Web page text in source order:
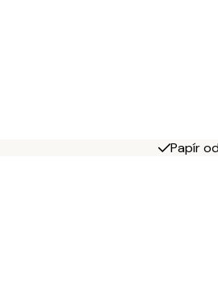
Papír